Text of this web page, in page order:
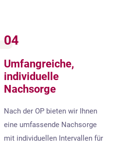
04
Umfangreiche,
individuelle
Nachsorge
Nach der OP bieten wir Ihnen
eine umfassende Nachsorge
mit individuellen Intervallen für